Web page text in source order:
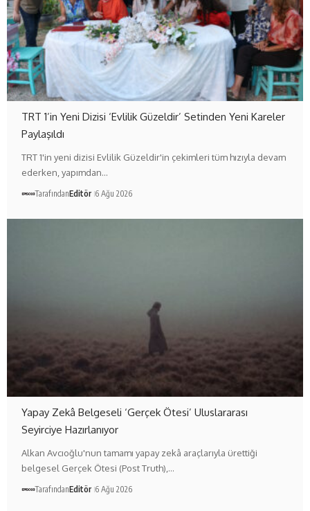
TRT 1’in Yeni Dizisi ‘Evlilik Güzeldir’ Setinden Yeni Kareler
Paylaşıldı
TRT 1'in yeni dizisi Evlilik Güzeldir'in çekimleri tüm hızıyla devam
ederken, yapımdan…
TarafındanEditör 6 Ağu 2026
Yapay Zekâ Belgeseli ‘Gerçek Ötesi’ Uluslararası
Seyirciye Hazırlanıyor
Alkan Avcıoğlu'nun tamamı yapay zekâ araçlarıyla ürettiği
belgesel Gerçek Ötesi (Post Truth),…
TarafındanEditör 6 Ağu 2026